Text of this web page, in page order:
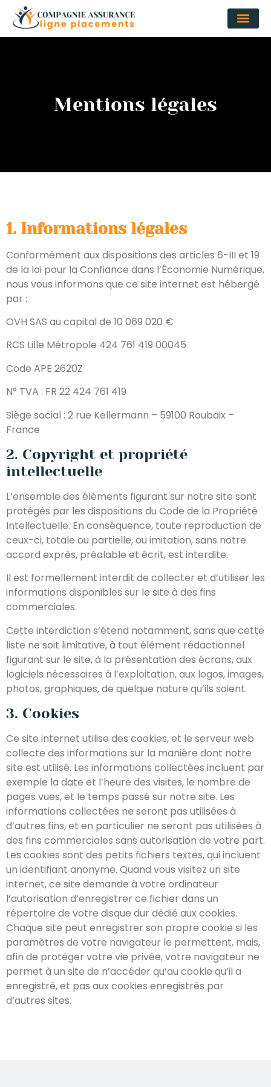
Mentions légales
1. Informations légales
Conformément aux dispositions des articles 6-III et 19
de la loi pour la Confiance dans l’Économie Numérique,
nous vous informons que ce site internet est hébergé
par :
OVH SAS au capital de 10 069 020 €
RCS Lille Métropole 424 761 419 00045
Code APE 2620Z
N° TVA : FR 22 424 761 419
Siège social : 2 rue Kellermann – 59100 Roubaix –
France
2. Copyright et propriété
intellectuelle
L’ensemble des éléments figurant sur notre site sont
protégés par les dispositions du Code de la Propriété
Intellectuelle. En conséquence, toute reproduction de
ceux-ci, totale ou partielle, ou imitation, sans notre
accord exprès, préalable et écrit, est interdite.
Il est formellement interdit de collecter et d’utiliser les
informations disponibles sur le site à des fins
commerciales.
Cette interdiction s’étend notamment, sans que cette
liste ne soit limitative, à tout élément rédactionnel
figurant sur le site, à la présentation des écrans, aux
logiciels nécessaires à l’exploitation, aux logos, images,
photos, graphiques, de quelque nature qu’ils soient.
3. Cookies
Ce site internet utilise des cookies, et le serveur web
collecte des informations sur la manière dont notre
site est utilisé. Les informations collectées incluent par
exemple la date et l’heure des visites, le nombre de
pages vues, et le temps passé sur notre site. Les
informations collectées ne seront pas utilisées à
d’autres fins, et en particulier ne seront pas utilisées à
des fins commerciales sans autorisation de votre part.
Les cookies sont des petits fichiers textes, qui incluent
un identifiant anonyme. Quand vous visitez un site
internet, ce site demande à votre ordinateur
l’autorisation d’enregistrer ce fichier dans un
répertoire de votre disque dur dédié aux cookies.
Chaque site peut enregistrer son propre cookie si les
paramètres de votre navigateur le permettent, mais,
afin de protéger votre vie privée, votre navigateur ne
permet à un site de n’accéder qu’au cookie qu’il a
enregistré, et pas aux cookies enregistrés par
d’autres sites.